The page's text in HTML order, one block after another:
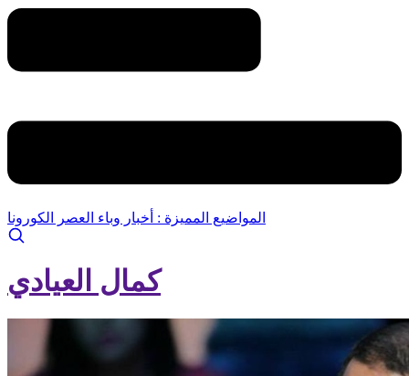
المواضيع المميزة : أخبار وباء العصر الكورونا
كمال العيادي